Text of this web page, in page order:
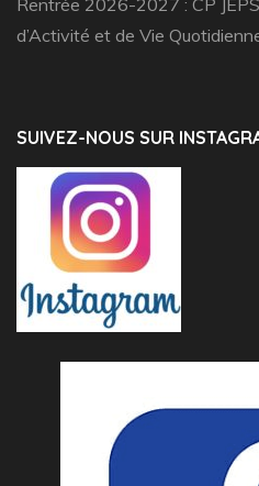
d’Activité et de Vie
SUIVEZ-NOUS SUR